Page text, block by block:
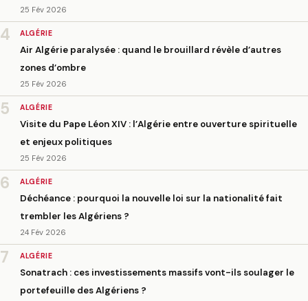
25 Fév 2026
4 ALGÉRIE
Air Algérie paralysée : quand le brouillard révèle d’autres
zones d’ombre
25 Fév 2026
5 ALGÉRIE
Visite du Pape Léon XIV : l’Algérie entre ouverture spirituelle
et enjeux politiques
25 Fév 2026
6 ALGÉRIE
Déchéance : pourquoi la nouvelle loi sur la nationalité fait
trembler les Algériens ?
24 Fév 2026
7 ALGÉRIE
Sonatrach : ces investissements massifs vont-ils soulager le
portefeuille des Algériens ?